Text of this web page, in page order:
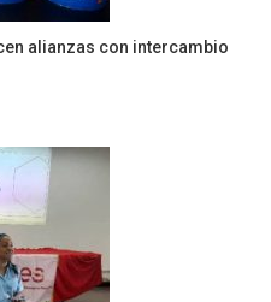
alianzas con intercambio